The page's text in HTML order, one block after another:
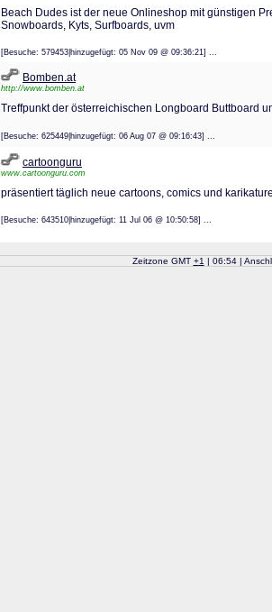
Beach Dudes ist der neue Onlineshop mit günstigen
Snowboards, Kyts, Surfboards, uvm
[Besuche: 579453|hinzugefügt: 05 Nov 09 @ 09:36:21] ...
Bomben.at
http://www.bomben.at
Treffpunkt der österreichischen Longboard Buttboard
[Besuche: 625449|hinzugefügt: 06 Aug 07 @ 09:16:43] ...
cartoonguru
www.cartoonguru.com
präsentiert täglich neue cartoons, comics und
[Besuche: 643510|hinzugefügt: 11 Jul 06 @ 10:50:58] ...
Zeitzone GMT +1 | 06:54 |